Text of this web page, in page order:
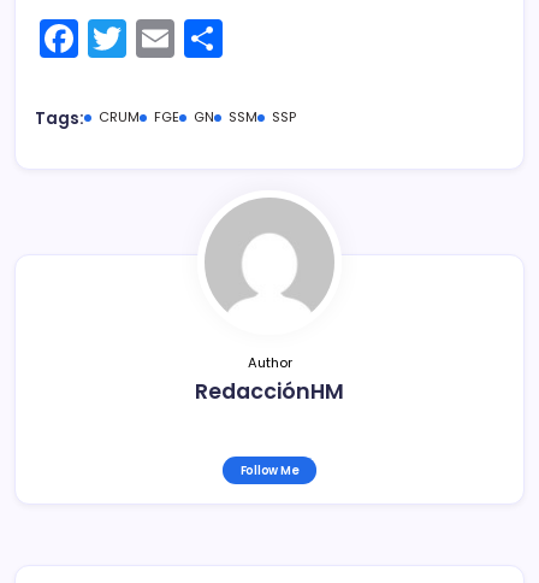
F
a
c
T
w
itt
E
m
ai m
ar
tir
Tags: CRUM FGE GN SSM SSP
Author
RedacciónHM
Follow Me